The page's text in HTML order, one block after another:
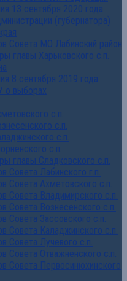
13 сентября 2020 года
(губернатора)
Совета МО Лабинский район
главы Харьковского с.п.
8 сентября 2019 года
о выборах
с.п.
с.п.
с.п.
с.п.
главы Сладковского с.п.
Совета Лабинского г.п.
Совета Ахметовского с.п.
Совета Владимирского с.п.
Совета Вознесенского с.п.
Совета Зассовского с.п.
Совета Каладжинского с.п.
Совета Лучевого с.п.
Совета Отважненского с.п.
Совета Первосинюхинского